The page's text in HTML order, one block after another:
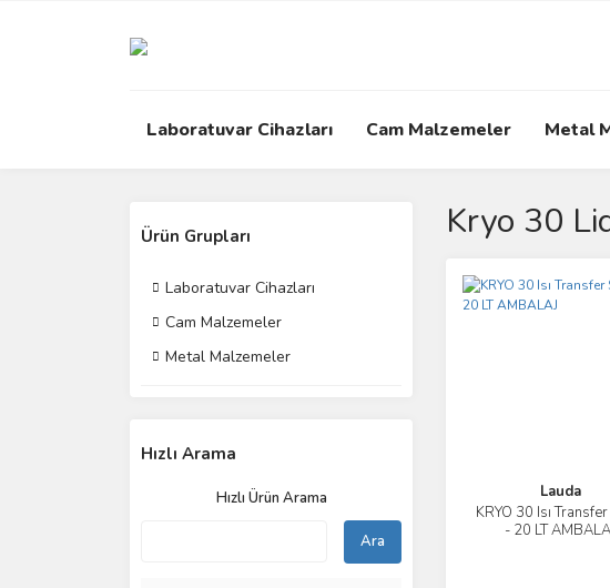
Laboratuvar Cihazları Cam Malzemeler Metal
Ürün Grupları
Laboratuvar Cihazları
Cam Malzemeler
Metal Malzemeler
Hızlı Arama
Hızlı Ürün Arama
Ara
Kryo 30
Lauda
KRYO 30 Isı Transfer
- 20 LTİncele